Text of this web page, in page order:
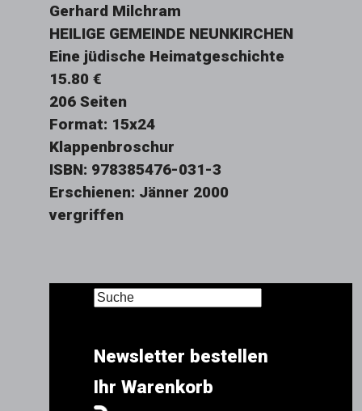
Gerhard Milchram
HEILIGE GEMEINDE NEUNKIRCHEN
Eine jüdische Heimatgeschichte
15.80 €
206 Seiten
Format: 15x24
Klappenbroschur
ISBN: 978385476-031-3
Erschienen: Jänner 2000
vergriffen
Newsletter bestellen
Ihr Warenkorb